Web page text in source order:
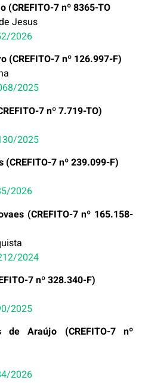
(CREFITO-7 nº 8365-TO
Jesus
2026
(CREFITO-7 nº 126.997-F)
2025
7 nº 7.719-TO)
2025
7 nº 239.099-F)
2026
(CREFITO-7 nº 165.158-
2024
7 nº 328.340-F)
2025
de Araújo (CREFITO-7 nº
2026